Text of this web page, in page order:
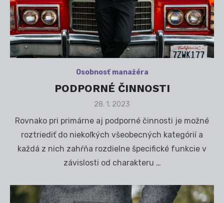
Osobnosť manažéra
PODPORNÉ ČINNOSTI
Posted
28. 1. 2023
Rovnako pri primárne aj podporné činnosti je možné
roztriediť do niekoľkých všeobecných kategórií a
každá z nich zahŕňa rozdielne špecifické funkcie v
závislosti od charakteru …